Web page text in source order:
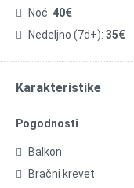
Noć: 40€
Nedeljno (7d+): 35€
Karakteristike
Pogodnosti
Balkon
Bračni krevet